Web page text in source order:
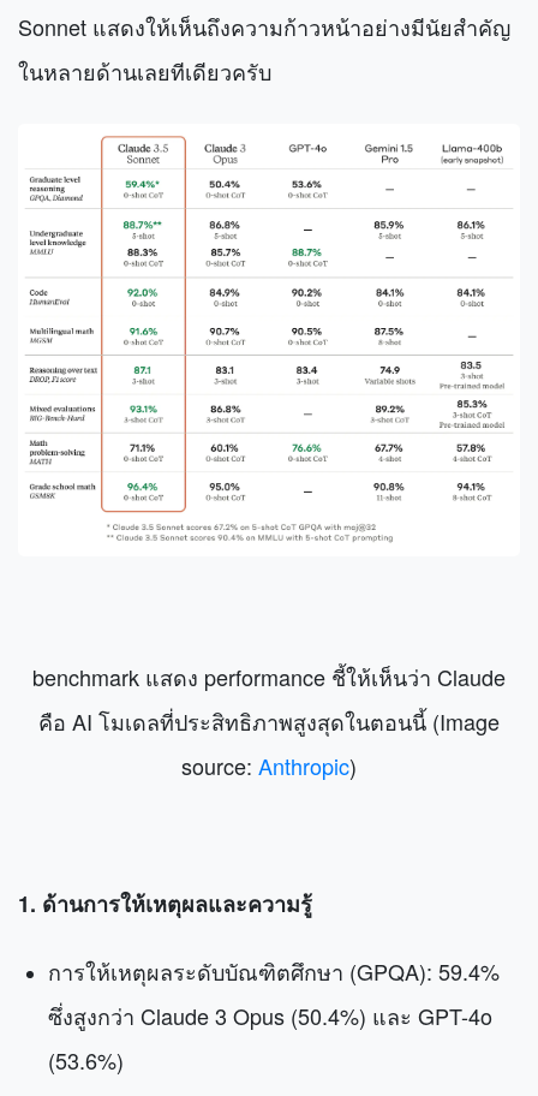
Sonnet แสดงให้เห็นถึงความก้าวหน้าอย่างมีนัยสำคัญ
ในหลายด้านเลยทีเดียวครับ
benchmark แสดง performance ชี้ให้เห็นว่า Claude
คือ AI โมเดลที่ประสิทธิภาพสูงสุดในตอนนี้ (Image
source: Anthropic)
1. ด้านการให้เหตุผลและความรู้
การให้เหตุผลระดับบัณฑิตศึกษา (GPQA): 59.4%
ซึ่งสูงกว่า Claude 3 Opus (50.4%) และ GPT-4o
(53.6%)